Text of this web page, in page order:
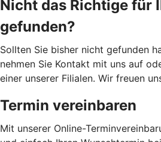
Nicht das Richtige für
gefunden?
Sollten Sie bisher nicht gefunden
nehmen Sie Kontakt mit uns auf
einer unserer Filialen. Wir freuen
Termin vereinbaren
Mit unserer Online-